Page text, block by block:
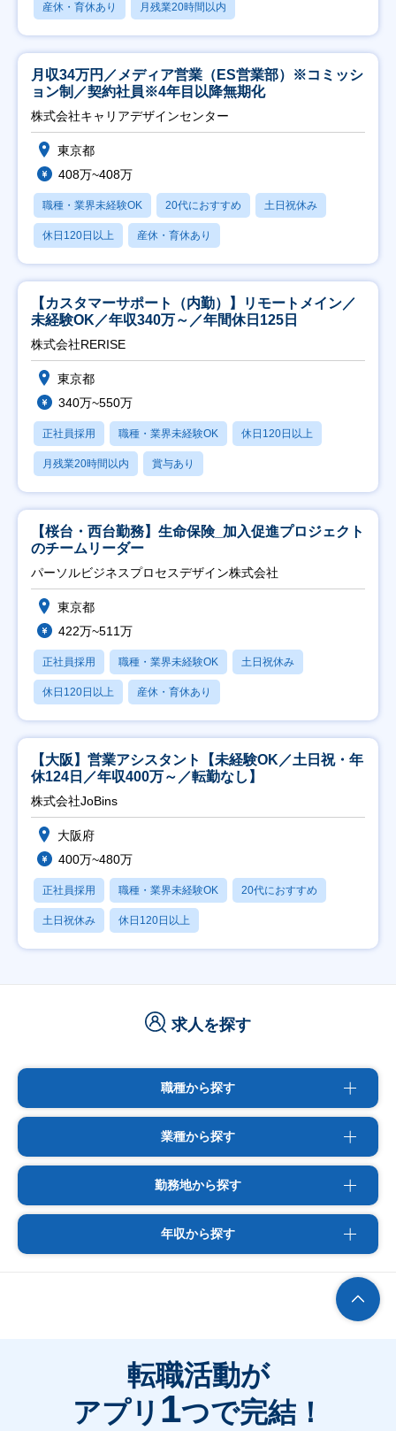
産休・育休あり 月残業20時間以内
月収34万円／メディア営業（ES営業部）※コミッシ
ョン制／契約社員※4年目以降無期化
株式会社キャリアデザインセンター
東京都
408万~408万
職種・業界未経験OK 20代におすすめ 土日祝休み
休日120日以上 産休・育休あり
【カスタマーサポート（内勤）】リモートメイン／
未経験OK／年収340万～／年間休日125日
株式会社RERISE
東京都
340万~550万
正社員採用 職種・業界未経験OK 休日120日以上
月残業20時間以内 賞与あり
【桜台・西台勤務】生命保険_加入促進プロジェクト
のチームリーダー
パーソルビジネスプロセスデザイン株式会社
東京都
422万~511万
正社員採用 職種・業界未経験OK 土日祝休み
休日120日以上 産休・育休あり
【大阪】営業アシスタント【未経験OK／土日祝・年
休124日／年収400万～／転勤なし】
株式会社JoBins
大阪府
400万~480万
正社員採用 職種・業界未経験OK 20代におすすめ
土日祝休み 休日120日以上
求人を探す
職種から探す
業種から探す
勤務地から探す
年収から探す
転職活動が
アプリ 1つで完結！